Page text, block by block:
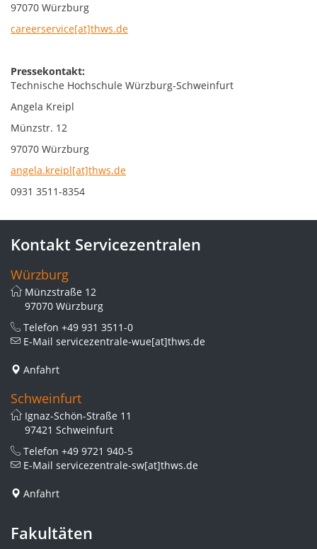
97070 Würzburg
careerservice[at]thws.de
Pressekontakt:
Technische Hochschule Würzburg-Schweinfurt
Angela Kreipl
Münzstr. 12
97070 Würzburg
angela.kreipl[at]thws.de
0931 3511-8354
Kontakt Servicezentralen
Würzburg
Münzstraße 12
97070 Würzburg
Telefon +49 931 3511-0
E-Mail servicezentrale-wue[at]thws.de
Anfahrt
Schweinfurt
Ignaz-Schön-Straße 11
97421 Schweinfurt
Telefon +49 9721 940-5
E-Mail servicezentrale-sw[at]thws.de
Anfahrt
Fakultäten